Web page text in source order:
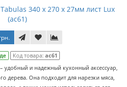
340 x 270 x 27мм лист Lux
(ас61)
Код товара: ас61
удобный и надежный кухонный аксессуар,
дерева. Она подходит для нарезки мяса,